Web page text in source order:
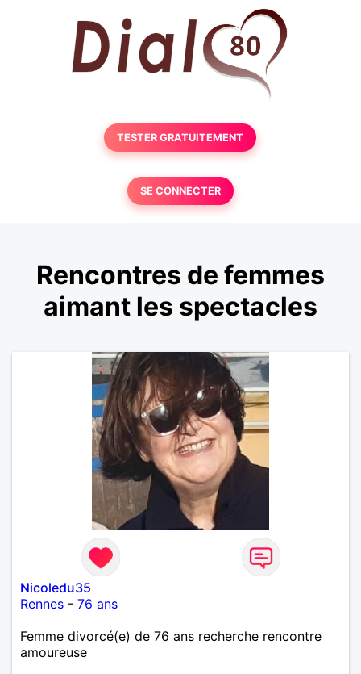
TESTER GRATUITEMENT
SE CONNECTER
Rencontres de femmes
aimant les spectacles
Nicoledu35
Rennes - 76 ans
Femme divorcé(e) de 76 ans recherche rencontre
amoureuse